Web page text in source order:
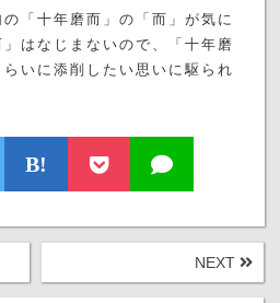
「十年磨而」の「而」が気に
はなじまないので、「十年磨
いに添削したい思いに駆られ
B!
NEXT